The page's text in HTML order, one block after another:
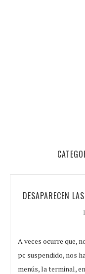
DESAPARECEN
A veces ocurre que,
pc suspendido, nos
menús, la terminal,